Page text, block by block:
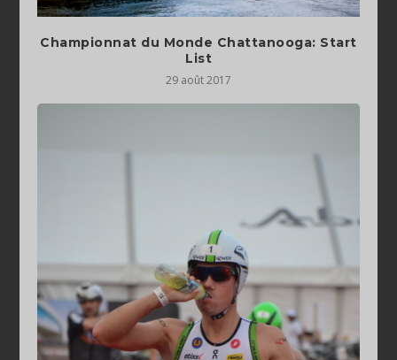
Championnat du Monde Chattanooga: Start
List
29 août 2017